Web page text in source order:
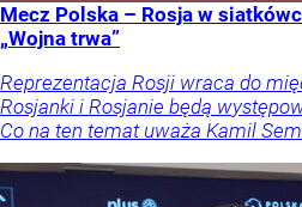
Mecz Polska – Rosja w
„Wojna trwa”
Reprezentacja Rosji wraca do
Rosjanki i Rosjanie będą
Co na ten temat uważa Kamil